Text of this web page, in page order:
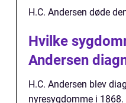
H.C. Andersen døde
Hvilke
Andersen
H.C. Andersen blev
nyresygdomme i 1868.